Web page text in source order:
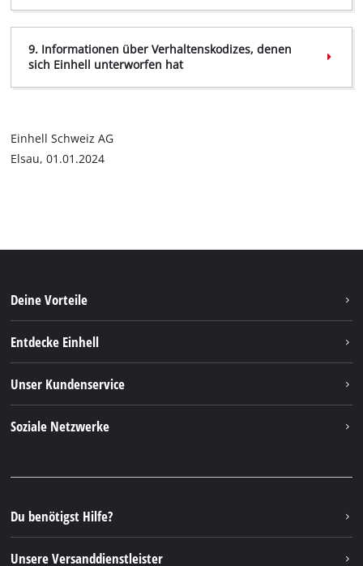
9. Informationen über Verhaltenskodizes, denen
sich Einhell unterworfen hat
Einhell Schweiz AG
Elsau, 01.01.2024
Deine Vorteile
Entdecke Einhell
Einhell Germany AG
Unser Kundenservice
Soziale Netzwerke
Instagram
TikTok
Du benötigst Hilfe?
Unsere Versanddienstleister